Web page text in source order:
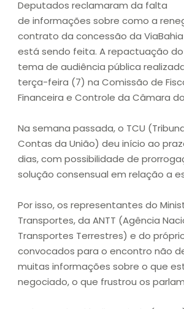
Deputados reclamaram da falta
de informações sobre como a
contrato da concessão da ViaBahia
está sendo feita. A repactuação
tema de audiência pública
terça-feira (7) na Comissão de
Financeira e Controle da Câmara
Na semana passada, o TCU
Contas da União) deu início ao
dias, com possibilidade de
solução consensual em relação a
Por isso, os representantes do
Transportes, da ANTT (Agência
Transportes Terrestres) e do
convocados para o encontro não
muitas informações sobre o que
negociado, o que frustrou os